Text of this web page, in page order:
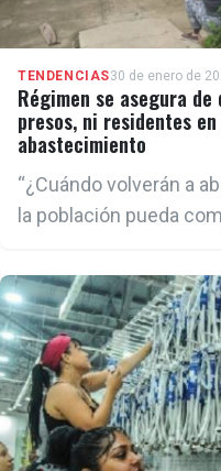
TENDENCIAS30 de enero de
Régimen se asegura
presos, ni residentes
abastecimiento
“¿Cuándo volverán a
la población pueda
cubana